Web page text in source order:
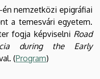
nemzetközi epigráfiai
a temesvári egyetem.
fogja képviselni Road
during the Early
(Program)